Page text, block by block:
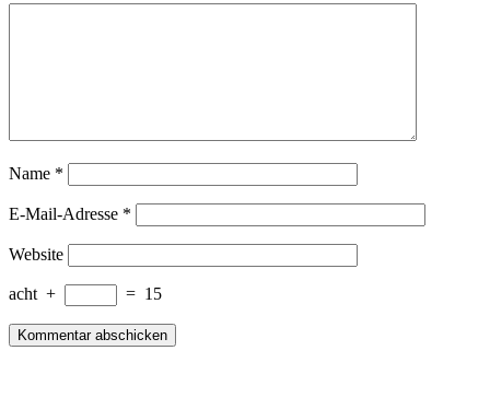
Name *
E-Mail-Adresse *
Website
acht + = 15